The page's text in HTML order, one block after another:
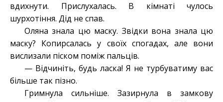
вдихнути. Прислухалась. В кімнаті чулось
шурхотіння. Дід не спав.
Оляна знала цю маску. Звідки вона знала цю
маску? Копирсалась у своїх спогадах, але вони
вислизали піском поміж пальців.
— Відчиніть, будь ласка! Я не турбуватиму вас
більше так пізно.
Гримнула сильніше. Зазирнула в замкову